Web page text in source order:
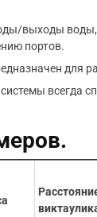
выходы
портов.
для
всегда